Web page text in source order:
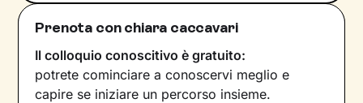
Prenota con chiara caccavari
Il colloquio conoscitivo è gratuito:
potrete cominciare a conoscervi meglio e
capire se iniziare un percorso insieme.